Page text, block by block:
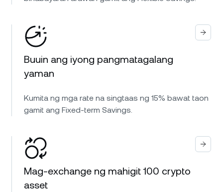
Buuin ang iyong pangmatagalang
yaman
Kumita ng mga rate na singtaas ng 15% bawat taon
gamit ang Fixed-term Savings.
Mag-exchange ng mahigit 100 crypto
asset